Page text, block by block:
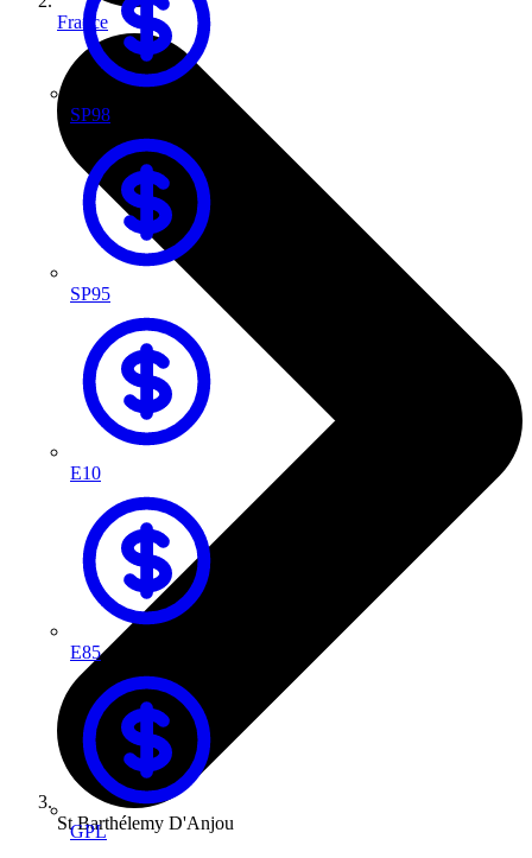
SP98
SP95
E10
E85
GPL
France
St Barthélemy D'Anjou